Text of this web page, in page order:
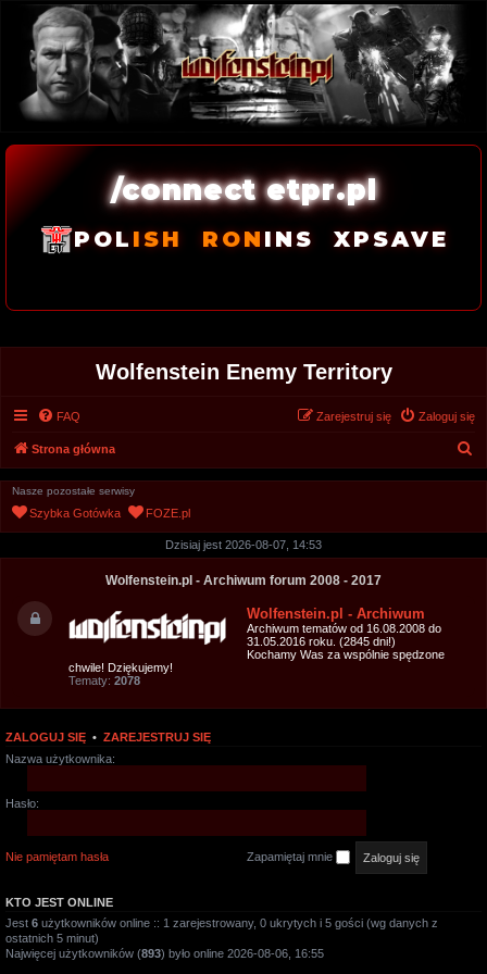
/connect etpr.pl
POL ISH RONINS XPSAVE
Wolfenstein Enemy Territory
FAQ Zaloguj się
Zarejestruj się
Strona główna
Nasze pozostałe serwisy
Szybka Gotówka FOZE.pl
Dzisiaj jest 2026-08-07, 14:53
Wolfenstein.pl - Archiwum forum 2008 - 2017
Wolfenstein.pl - Archiwum
Archiwum tematów od 16.08.2008 do
31.05.2016 roku. (2845 dni!)
Kochamy Was za wspólnie spędzone
chwile! Dziękujemy!
Tematy: 2078
ZALOGUJ SIĘ • ZAREJESTRUJ SIĘ
Nazwa użytkownika:
Hasło:
Nie pamiętam hasła Zapamiętaj mnie
KTO JEST ONLINE
Jest 6 użytkowników online :: 1 zarejestrowany, 0 ukrytych i 5 gości (wg danych z
ostatnich 5 minut)
Najwięcej użytkowników (893) było online 2026-08-06, 16:55